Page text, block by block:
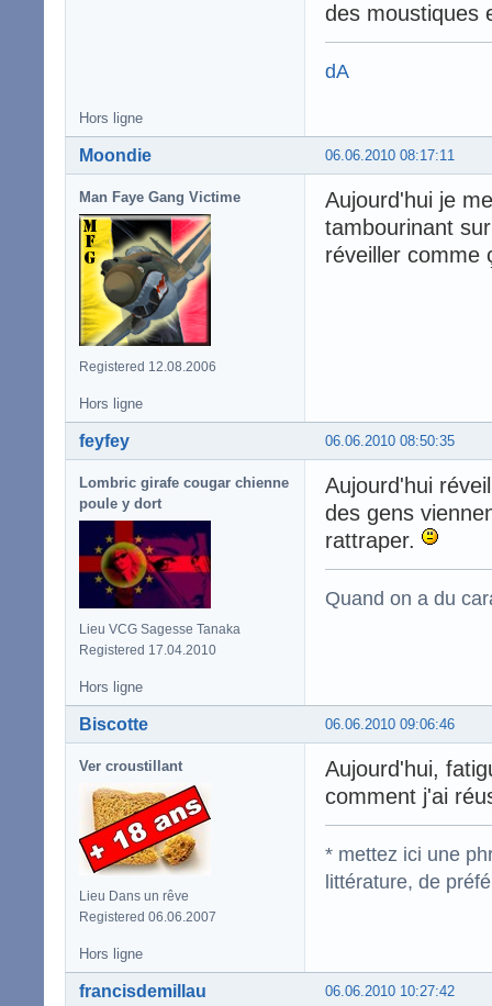
des moustiques
dA
Hors ligne
06.06.2010 08:17:11
Moondie
Man Faye Gang Victime
Registered 12.08.2006
Aujourd'hui je
tambourinant
réveiller comme
Hors ligne
06.06.2010 08:50:35
feyfey
Lombric girafe cougar chienne
poule y dort
Lieu VCG Sagesse Tanaka
Registered 17.04.2010
Aujourd'hui
des gens
rattraper.
Quand on a du
Hors ligne
06.06.2010 09:06:46
Biscotte
Ver croustillant
Lieu Dans un rêve
Registered 06.06.2007
Aujourd'hui,
comment j'ai
* mettez ici une
littérature, de
Hors ligne
06.06.2010 10:27:42
francisdemillau